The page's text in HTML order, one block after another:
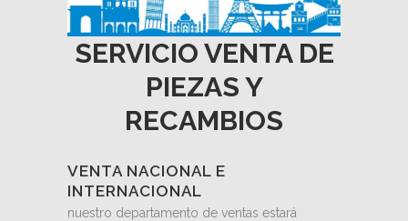
SERVICIO VENTA DE
PIEZAS Y
RECAMBIOS
VENTA NACIONAL E
INTERNACIONAL
nuestro departamento de ventas estará